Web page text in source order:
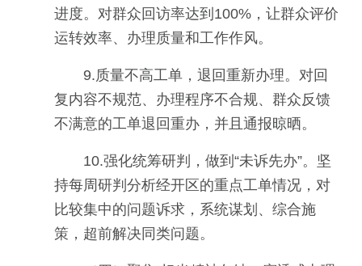
进度。对群众回访率达到100%，让群众评价
运转效率、办理质量和工作作风。
9.质量不高工单，退回重新办理。对回
复内容不规范、办理程序不合规、群众反馈
不满意的工单退回重办，并且通报晾晒。
10.强化统筹研判，做到“未诉先办”。坚
持每周研判分析经开区的重点工单情况，对
比较集中的问题诉求，系统谋划、综合施
策，超前解决同类问题。